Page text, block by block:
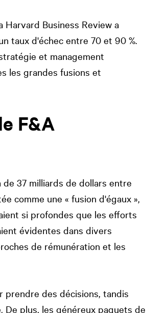
Harvard Business Review a
taux d'échec entre 70 et 90 %.
et management
les grandes fusions et
F&A
37 milliards de dollars entre
comme une « fusion d'égaux »,
si profondes que les efforts
évidentes dans divers
de rémunération et les
prendre des décisions, tandis
De plus, les généreux paquets de